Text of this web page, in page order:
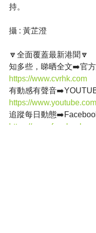
持。
攝 : 黃芷澄
🔽全面覆蓋最新港聞🔽
知多些，睇晒全文➡️官
https://www.cvrhk.com
有動感有聲音
https://
追蹤每日動態
https://